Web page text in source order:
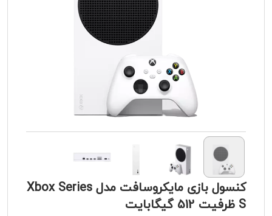
کنسول بازی مایکروسافت مدل Xbox Series
S ظرفیت 512 گیگابایت